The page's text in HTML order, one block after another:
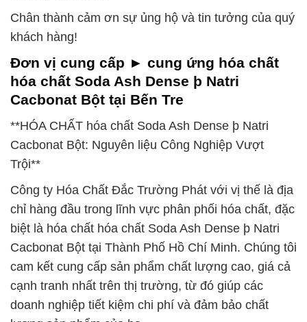
Chân thành cảm ơn sự ủng hộ và tin tưởng của quý
khách hàng!
Đơn vị cung cấp ► cung ứng hóa chất
hóa chất Soda Ash Dense þ Natri
Cacbonat Bột tại Bến Tre
**HÓA CHẤT hóa chất Soda Ash Dense þ Natri
Cacbonat Bột: Nguyên liệu Công Nghiệp Vượt
Trội**
Công ty Hóa Chất Đắc Trường Phát với vị thế là địa
chỉ hàng đầu trong lĩnh vực phân phối hóa chất, đặc
biệt là hóa chất hóa chất Soda Ash Dense þ Natri
Cacbonat Bột tại Thành Phố Hồ Chí Minh. Chúng tôi
cam kết cung cấp sản phẩm chất lượng cao, giá cả
cạnh tranh nhất trên thị trường, từ đó giúp các
doanh nghiệp tiết kiệm chi phí và đảm bảo chất